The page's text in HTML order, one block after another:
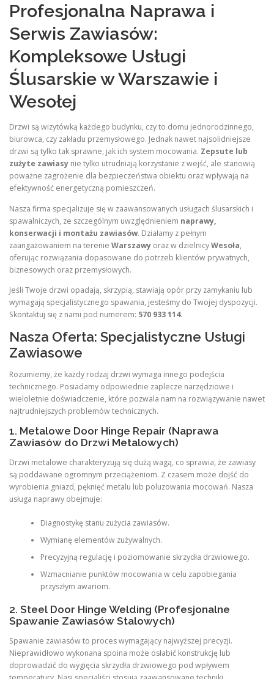
Profesjonalna Naprawa i
Serwis Zawiasów:
Kompleksowe Usługi
Ślusarskie w Warszawie i
Wesołej
Drzwi są wizytówką każdego budynku, czy to domu jednorodzinnego,
biurowca, czy zakładu przemysłowego. Jednak nawet najsolidniejsze
drzwi są tylko tak sprawne, jak ich system mocowania. Zepsute lub
zużyte zawiasy nie tylko utrudniają korzystanie z wejść, ale stanowią
poważne zagrożenie dla bezpieczeństwa obiektu oraz wpływają na
efektywność energetyczną pomieszczeń.
Nasza firma specjalizuje się w zaawansowanych usługach ślusarskich i
spawalniczych, ze szczególnym uwzględnieniem naprawy,
konserwacji i montażu zawiasów. Działamy z pełnym
zaangażowaniem na terenie Warszawy oraz w dzielnicyWesoła,
oferując rozwiązania dopasowane do potrzeb klientów prywatnych,
biznesowych oraz przemysłowych.
Jeśli Twoje drzwi opadają, skrzypią, stawiają opór przy zamykaniu lub
wymagają specjalistycznego spawania, jesteśmy do Twojej dyspozycji.
Skontaktuj się z nami pod numerem: 570 933 114.
Nasza Oferta: Specjalistyczne Usługi
Zawiasowe
Rozumiemy, że każdy rodzaj drzwi wymaga innego podejścia
technicznego. Posiadamy odpowiednie zaplecze narzędziowe i
wieloletnie doświadczenie, które pozwala nam na rozwiązywanie nawet
najtrudniejszych problemów technicznych.
1. Metalowe Door Hinge Repair (Naprawa
Zawiasów do Drzwi Metalowych)
Drzwi metalowe charakteryzują się dużą wagą, co sprawia, że zawiasy
są poddawane ogromnym przeciążeniom. Z czasem może dojść do
wyrobienia gniazd, pęknięć metalu lub poluzowania mocowań. Nasza
usługa naprawy obejmuje:
Diagnostykę stanu zużycia zawiasów.
Wymianę elementów zużywalnych.
Precyzyjną regulację i poziomowanie skrzydła drzwiowego.
Wzmacnianie punktów mocowania w celu zapobiegania
przyszłym awariom.
2. Steel Door Hinge Welding (Profesjonalne
Spawanie Zawiasów Stalowych)
Spawanie zawiasów to proces wymagający najwyższej precyzji.
Nieprawidłowo wykonana spoina może osłabić konstrukcję lub
doprowadzić do wygięcia skrzydła drzwiowego pod wpływem